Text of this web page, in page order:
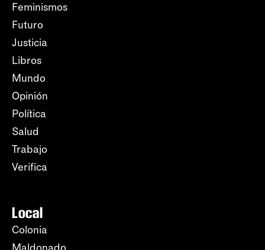
Feminismos
Futuro
Justicia
Libros
Mundo
Opinión
Política
Salud
Trabajo
Verifica
Local
Colonia